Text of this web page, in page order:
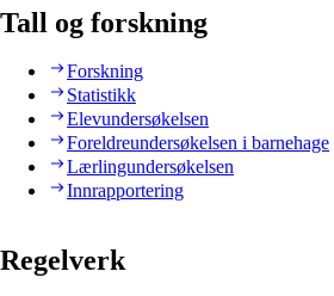
Tall og forskning
Forskning
Statistikk
Elevundersøkelsen
Foreldreundersøkelsen i barnehage
Lærlingundersøkelsen
Innrapportering
Regelverk